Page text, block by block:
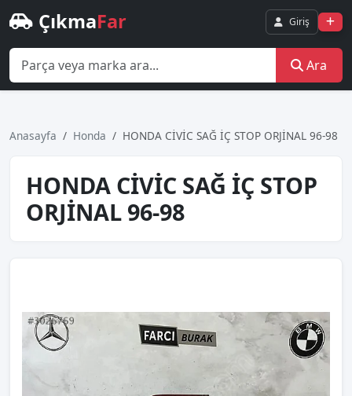
ÇıkmaFar Giriş
Ara
Anasayfa Honda HONDA CİVİC SAĞ İÇ STOP ORJİNAL 96-98
HONDA CİVİC SAĞ İÇ STOP
ORJİNAL 96-98